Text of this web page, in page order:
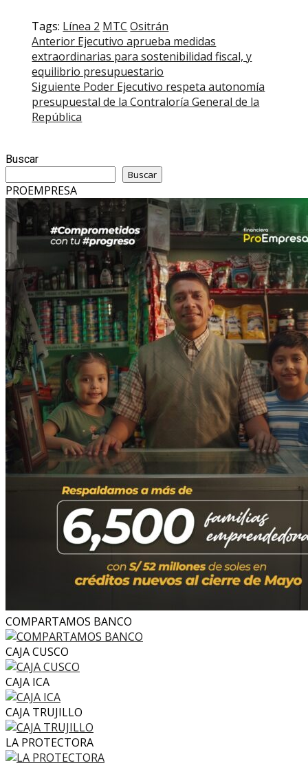
Tags: Línea 2 MTC Ositrán
Post
navigation
Anterior Ejecutivo aprueba medidas
extraordinarias para sostenibilidad fiscal, y
equilibrio presupuestario
Siguiente Poder Ejecutivo respeta autonomía
presupuestal de la Contraloría General de la
República
Buscar
Buscar
PROEMPRESA
COMPARTAMOS BANCO
CAJA CUSCO
CAJA ICA
CAJA TRUJILLO
LA PROTECTORA